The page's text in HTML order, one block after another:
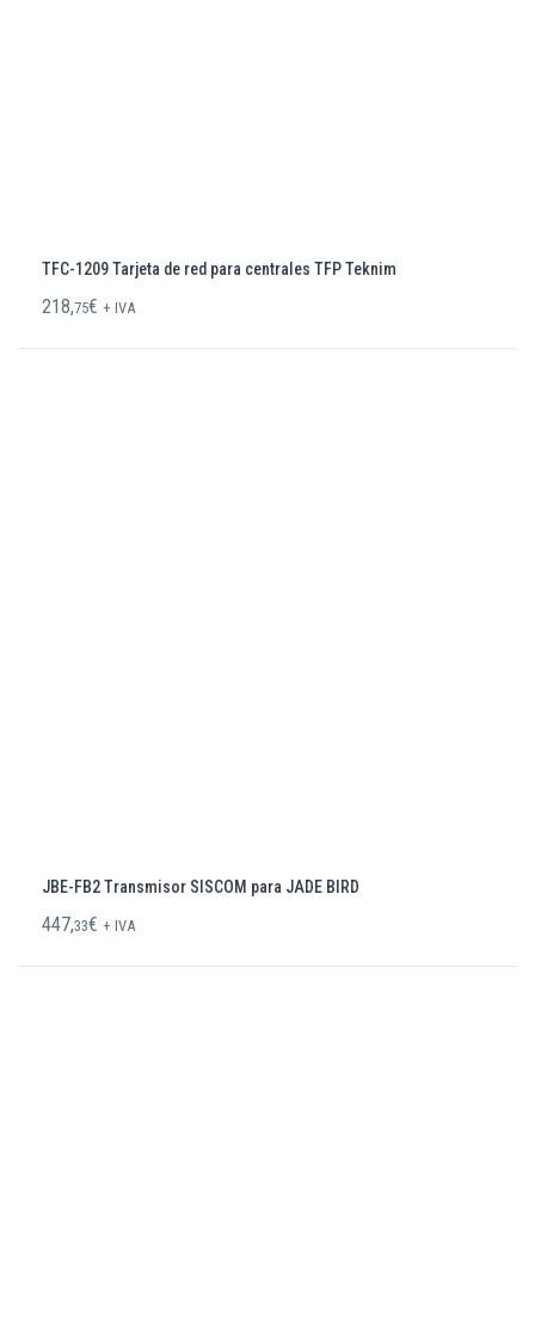
TFC-1209 Tarjeta de red para centrales TFP Teknim
218,75€ + IVA
JBE-FB2 Transmisor SISCOM para JADE BIRD
447,33€ + IVA